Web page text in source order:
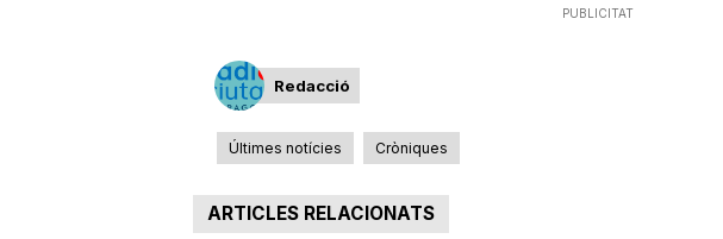
PUBLICITAT
Redacció
Últimes notícies Cròniques
ARTICLES RELACIONATS